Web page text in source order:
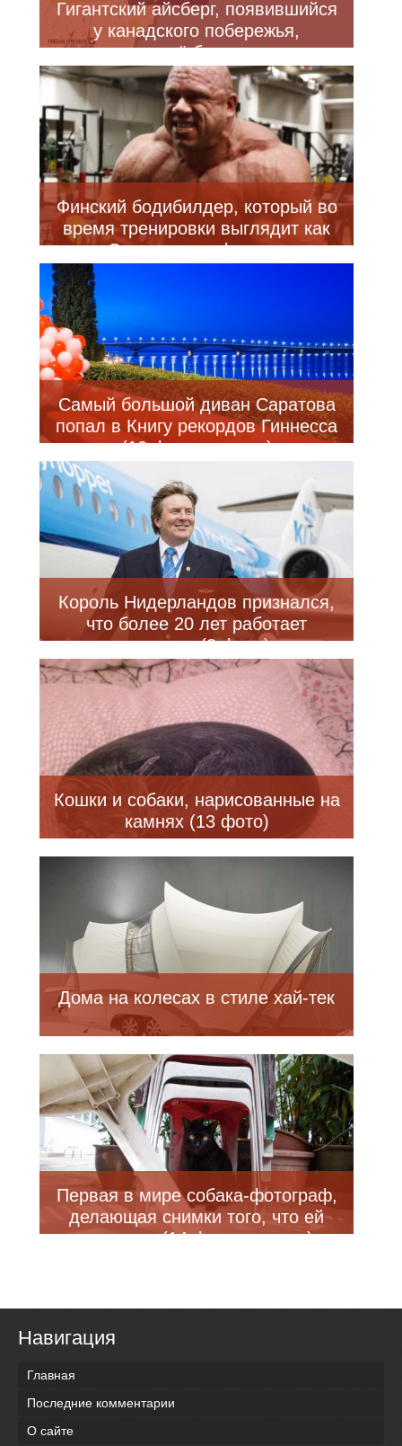
Гигантский айсберг, появившийся
у канадского побережья,
привлекает всё больше туристов
в небольшую рыбацкую
деревушку (6 фото + видео)
Финский бодибилдер, который во
время тренировки выглядит как
Существо из фильма
«Фантастическая четвёрка» (5
Самый большой диван Саратова
попал в Книгу рекордов Гиннесса
(10 фото + видео)
Король Нидерландов признался,
что более 20 лет работает
пилотом (2 фото)
Кошки и собаки, нарисованные на
камнях (13 фото)
Дома на колесах в стиле хай-тек
Первая в мире собака-фотограф,
делающая снимки того, что ей
нравится (14 фото + видео)
Навигация
Главная
Последние комментарии
О сайте